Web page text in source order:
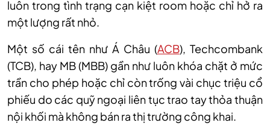
luôn trong tình trạng cạn kiệt room hoặc chỉ hở ra
một lượng rất nhỏ.
Một số cái tên như Á Châu (ACB), Techcombank
(TCB), hay MB (MBB) gần như luôn khóa chặt ở mức
trần cho phép hoặc chỉ còn trống vài chục triệu cổ
phiếu do các quỹ ngoại liên tục trao tay thỏa thuận
nội khối mà không bán ra thị trường công khai.